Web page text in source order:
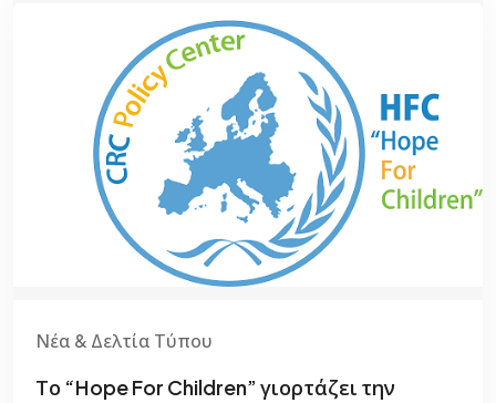
Νέα & Δελτία Τύπου
Το “Hope For Children” γιορτάζει την